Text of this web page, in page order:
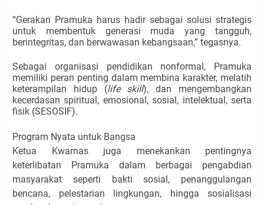
“Gerakan Pramuka harus hadir sebagai solusi strategis
untuk membentuk generasi muda yang tangguh,
berintegritas, dan berwawasan kebangsaan,” tegasnya.
Sebagai organisasi pendidikan nonformal, Pramuka
memiliki peran penting dalam membina karakter, melatih
keterampilan hidup (life skill), dan mengembangkan
kecerdasan spiritual, emosional, sosial, intelektual, serta
fisik (SESOSIF).
Program Nyata untuk Bangsa
Ketua Kwarnas juga menekankan pentingnya
keterlibatan Pramuka dalam berbagai pengabdian
masyarakat seperti bakti sosial, penanggulangan
bencana, pelestarian lingkungan, hingga sosialisasi